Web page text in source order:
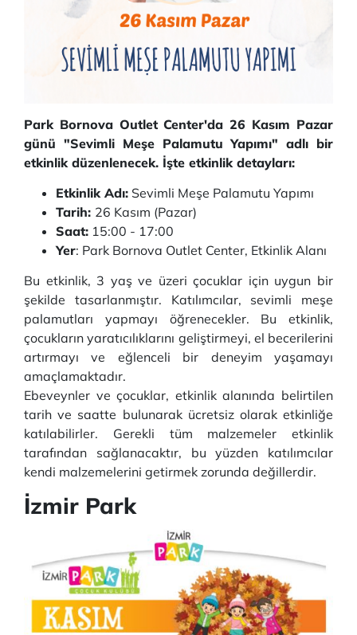
Park Bornova Outlet Center'da 26 Kasım Pazar
günü "Sevimli Meşe Palamutu Yapımı" adlı bir
etkinlik düzenlenecek. İşte etkinlik detayları:
Etkinlik Adı: Sevimli Meşe Palamutu Yapımı
Tarih: 26 Kasım (Pazar)
Saat: 15:00 - 17:00
Yer: Park Bornova Outlet Center, Etkinlik Alanı
Bu etkinlik, 3 yaş ve üzeri çocuklar için uygun bir
şekilde tasarlanmıştır. Katılımcılar, sevimli meşe
palamutları yapmayı öğrenecekler. Bu etkinlik,
çocukların yaratıcılıklarını geliştirmeyi, el becerilerini
artırmayı ve eğlenceli bir deneyim yaşamayı
amaçlamaktadır.
Ebeveynler ve çocuklar, etkinlik alanında belirtilen
tarih ve saatte bulunarak ücretsiz olarak etkinliğe
katılabilirler. Gerekli tüm malzemeler etkinlik
tarafından sağlanacaktır, bu yüzden katılımcılar
kendi malzemelerini getirmek zorunda değillerdir.
İzmir Park